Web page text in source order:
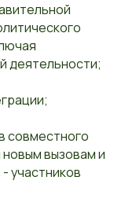
деятельности;
совместного
вызовам и
участников